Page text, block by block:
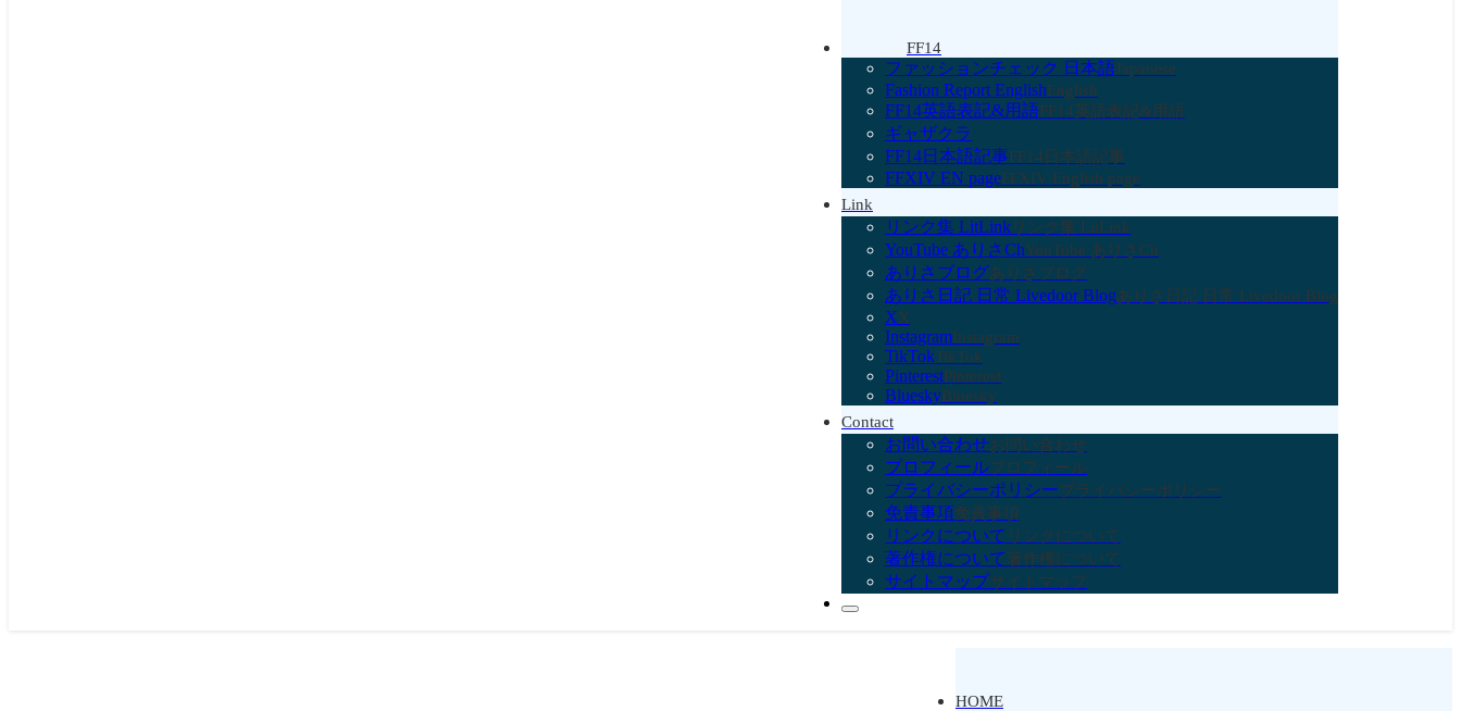
FF14
ファッションチェック 日本語Japanese
Fashion Report EnglishEnglish
FF14英語表記&用語FF14英語表記&用語
ギャザクラ
FF14日本語記事FF14日本語記事
FFXIV EN pageFFXIV English page
Link
リンク集 LitLink リンク集 LitLink
YouTube ありさChYouTube ありさCh
ありさブログありさブログ
ありさ日記 日常 Livedoor Blogありさ日記 日常 Livedoor Blog
XX
InstagramInstagram
TikTokTikTok
PinterestPinterest
BlueskyBluesky
Contact
お問い合わせお問い合わせ
プロフィールプロフィール
プライバシーポリシープライバシーポリシー
免責事項免責事項
リンクについて リンクについて
著作権について著作権について
サイトマップサイトマップ
HOME